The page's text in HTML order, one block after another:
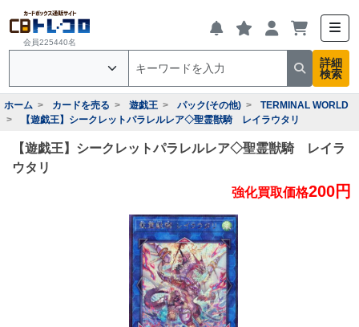
会員225440名
詳細
検索
ホーム カードを売る 遊戯王 パック(その他)
TERMINAL WORLD
【遊戯王】シークレットパラレルレア◇聖霊獣騎 レイラウタリ
【遊戯王】シークレットパラレルレア◇聖霊獣騎 レイラ
ウタリ
強化買取価格200円